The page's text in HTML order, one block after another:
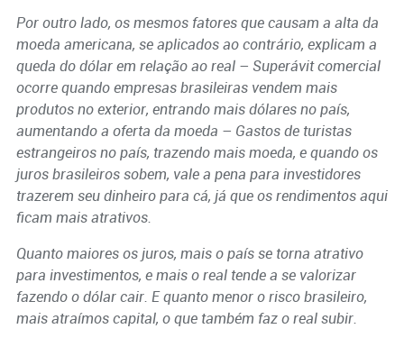
Por outro lado, os mesmos fatores que causam a alta da
moeda americana, se aplicados ao contrário, explicam a
queda do dólar em relação ao real – Superávit comercial
ocorre quando empresas brasileiras vendem mais
produtos no exterior, entrando mais dólares no país,
aumentando a oferta da moeda – Gastos de turistas
estrangeiros no país, trazendo mais moeda, e quando os
juros brasileiros sobem, vale a pena para investidores
trazerem seu dinheiro para cá, já que os rendimentos aqui
ficam mais atrativos.
Quanto maiores os juros, mais o país se torna atrativo
para investimentos, e mais o real tende a se valorizar
fazendo o dólar cair. E quanto menor o risco brasileiro,
mais atraímos capital, o que também faz o real subir.